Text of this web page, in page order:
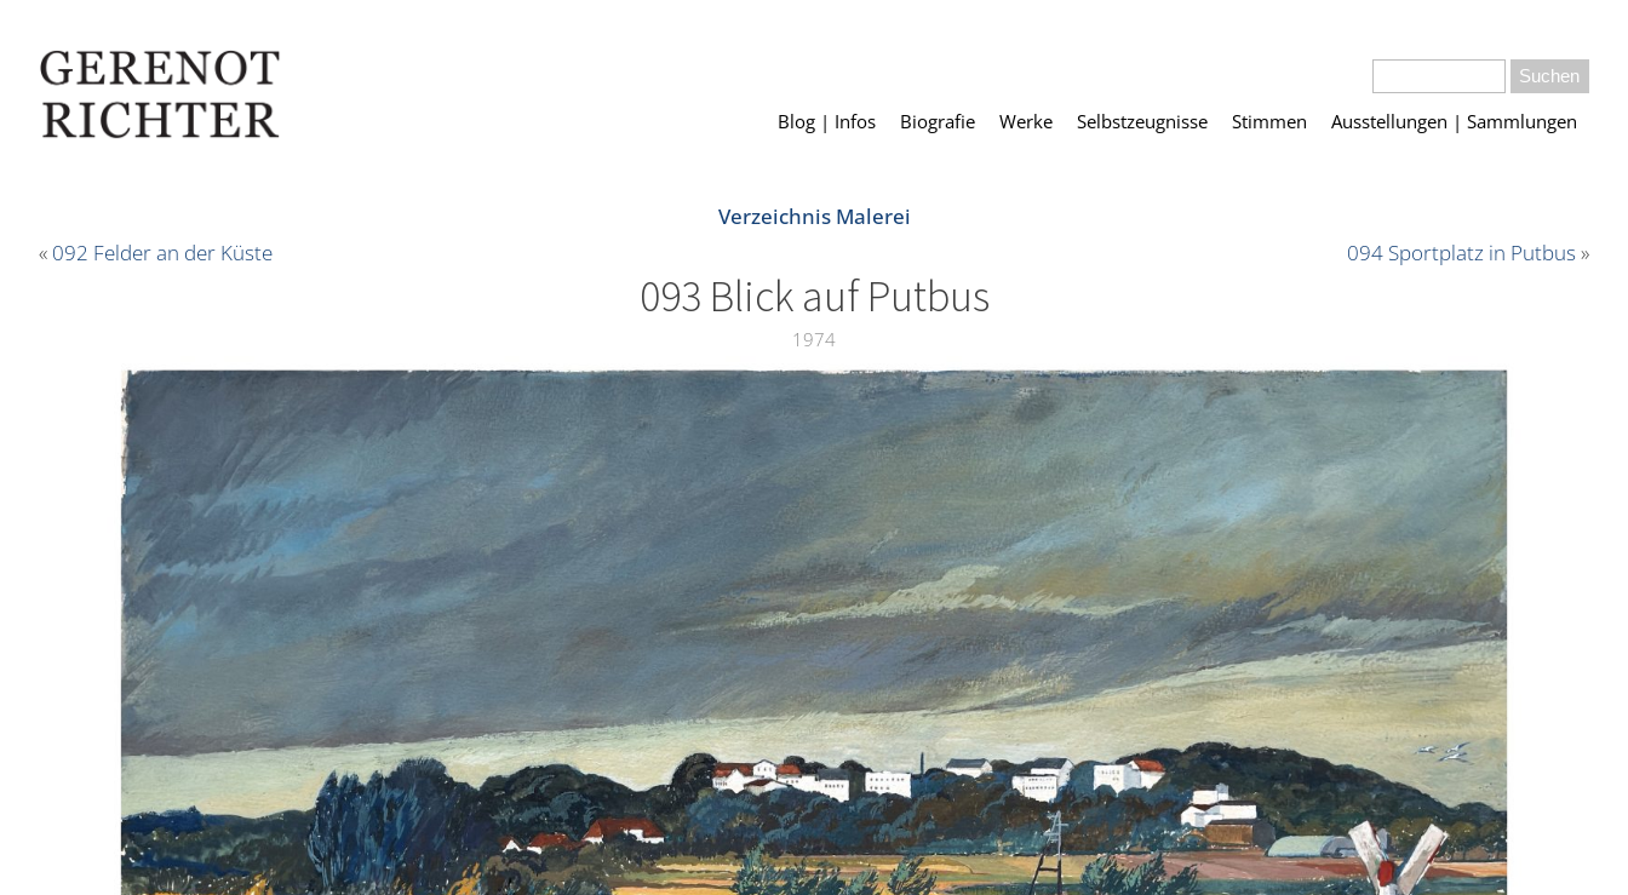
Blog | Infos Biografie Werke Selbstzeugnisse Stimmen Ausstellungen | Sammlungen
Verzeichnis Malerei
« 092 Felder an der Küste 094 Sportplatz in Putbus»
093 Blick auf Putbus
1974